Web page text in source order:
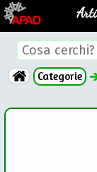
Categorie